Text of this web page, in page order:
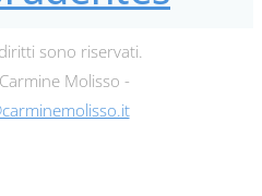
sono riservati.
Molisso -